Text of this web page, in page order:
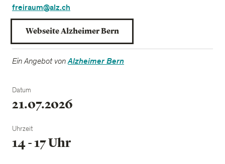
freiraum@alz.ch
Webseite Alzheimer Bern
Ein Angebot vonAlzheimer Bern
Datum
21.07.2026
Uhrzeit
14 - 17 Uhr